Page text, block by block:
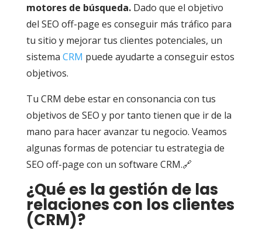
motores de búsqueda. Dado que el objetivo
del SEO off-page es conseguir más tráfico para
tu sitio y mejorar tus clientes potenciales, un
sistema CRM puede ayudarte a conseguir estos
objetivos.
Tu CRM debe estar en consonancia con tus
objetivos de SEO y por tanto tienen que ir de la
mano para hacer avanzar tu negocio. Veamos
algunas formas de potenciar tu estrategia de
SEO off-page con un software CRM.🔗
¿Qué es la gestión de las
relaciones con los clientes
(CRM)?